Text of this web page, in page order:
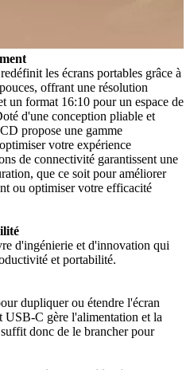
les écrans portables grâce à
offrant une résolution
un format 16:10 pour un espace de
d'une conception pliable et
propose une gamme
votre expérience
de connectivité garantissent une
que ce soit pour améliorer
ou optimiser votre efficacité
d'ingénierie et d'innovation qui
et portabilité.
dupliquer ou étendre l'écran
C gère l'alimentation et la
donc de le brancher pour